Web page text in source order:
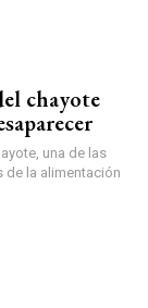
chayote
una de las
de la alimentación